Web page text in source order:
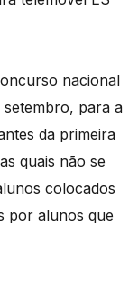
nacional
setembro, para a
da primeira
quais não se
colocados
por alunos que